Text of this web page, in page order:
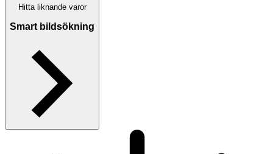
Hitta liknande varor
Smart bildsökning